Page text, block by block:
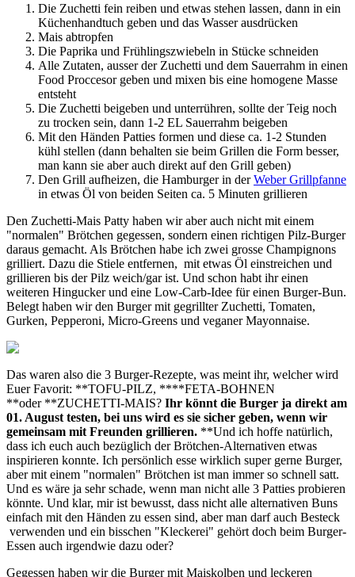
Die Zuchetti fein reiben und etwas stehen lassen, dann in ein
Küchenhandtuch geben und das Wasser ausdrücken
Mais abtropfen
Die Paprika und Frühlingszwiebeln in Stücke schneiden
Alle Zutaten, ausser der Zuchetti und dem Sauerrahm in einen
Food Proccesor geben und mixen bis eine homogene Masse
entsteht
Die Zuchetti beigeben und unterrühren, sollte der Teig noch
zu trocken sein, dann 1-2 EL Sauerrahm beigeben
Mit den Händen Patties formen und diese ca. 1-2 Stunden
kühl stellen (dann behalten sie beim Grillen die Form besser,
man kann sie aber auch direkt auf den Grill geben)
Den Grill aufheizen, die Hamburger in derWeber Grillpfanne
in etwas Öl von beiden Seiten ca. 5 Minuten grillieren
Den Zuchetti-Mais Patty haben wir aber auch nicht mit einem
"normalen" Brötchen gegessen, sondern einen richtigen Pilz-Burger
daraus gemacht. Als Brötchen habe ich zwei grosse Champignons
grilliert. Dazu die Stiele entfernen, mit etwas Öl einstreichen und
grillieren bis der Pilz weich/gar ist. Und schon habt ihr einen
weiteren Hingucker und eine Low-Carb-Idee für einen Burger-Bun.
Belegt haben wir den Burger mit gegrillter Zuchetti, Tomaten,
Gurken, Pepperoni, Micro-Greens und veganer Mayonnaise.
Das waren also die 3 Burger-Rezepte, was meint ihr, welcher wird
Euer Favorit: **TOFU-PILZ, ****FETA-BOHNEN
**oder **ZUCHETTI-MAIS? Ihr könnt die Burger ja direkt am
01. August testen, bei uns wird es sie sicher geben, wenn wir
gemeinsam mit Freunden grillieren. **Und ich hoffe natürlich,
dass ich euch auch bezüglich der Brötchen-Alternativen etwas
inspirieren konnte. Ich persönlich esse wirklich super gerne Burger,
aber mit einem "normalen" Brötchen ist man immer so schnell satt.
Und es wäre ja sehr schade, wenn man nicht alle 3 Patties probieren
könnte. Und klar, mir ist bewusst, dass nicht alle alternativen Buns
einfach mit den Händen zu essen sind, aber man darf auch Besteck
verwenden und ein bisschen "Kleckerei" gehört doch beim Burger-
Essen auch irgendwie dazu oder?
Gegessen haben wir die Burger mit Maiskolben und leckeren